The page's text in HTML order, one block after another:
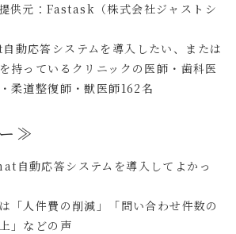
供元：Fastask（株式会社ジャストシ
動応答システムを導入したい、または
持っているクリニックの医師・歯科医
柔道整復師・獣医師162名
≫
自動応答システムを導入してよかっ
「人件費の削減」「問い合わせ件数の
」などの声